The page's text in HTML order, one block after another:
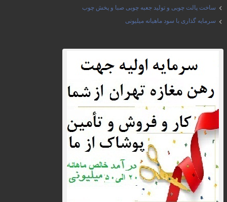
ساخت پالت چوبی و تولید جعبه چوبی صبا و پخش چوب
سرمایه گذاری با سود ماهیانه میلیونی